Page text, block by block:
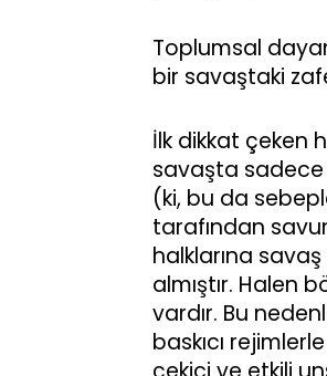
Toplumsal
bir savaştaki
İlk dikkat çeken
savaşta sadece
(ki, bu da
tarafından
halklarına
almıştır. Halen
vardır. Bu
baskıcı